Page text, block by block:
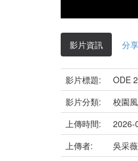
影片資訊 分享
影片標題:
ODE
影片分類:
校園
上傳時間:
2026-
上傳者:
吳采薇